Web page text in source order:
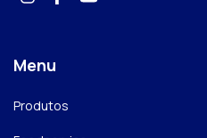
Menu
Produtos